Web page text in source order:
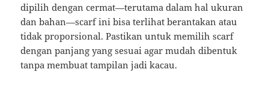
dipilih dengan cermat—terutama dalam hal ukuran
dan bahan—scarf ini bisa terlihat berantakan atau
tidak proporsional. Pastikan untuk memilih scarf
dengan panjang yang sesuai agar mudah dibentuk
tanpa membuat tampilan jadi kacau.